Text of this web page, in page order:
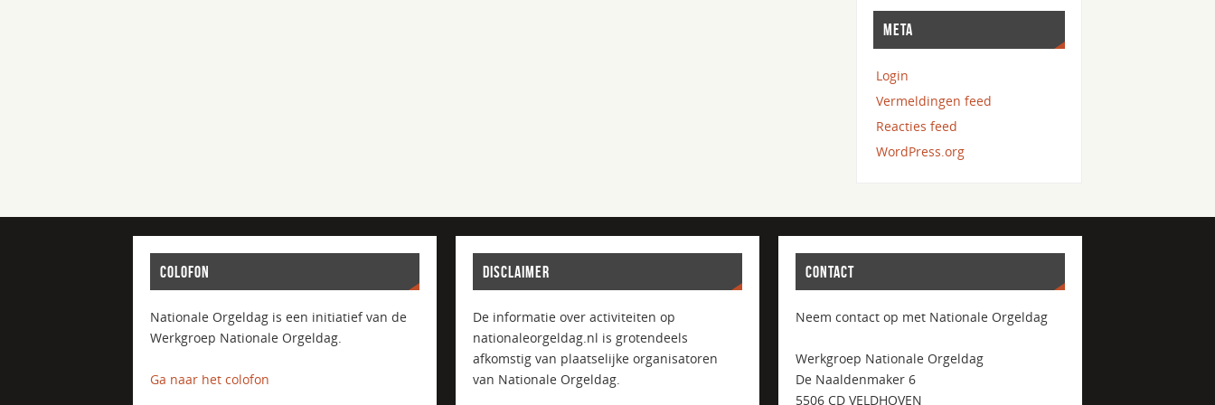
META
Login
Vermeldingen feed
Reacties feed
WordPress.org
COLOFON
Nationale Orgeldag is een initiatief van de
Werkgroep Nationale Orgeldag.
Ga naar het colofon
DISCLAIMER
De informatie over activiteiten op
nationaleorgeldag.nl is grotendeels
afkomstig van plaatselijke organisatoren
van Nationale Orgeldag.
CONTACT
Neem contact op met Nationale Orgeldag
Werkgroep Nationale Orgeldag
De Naaldenmaker 6
5506 CD VELDHOVEN